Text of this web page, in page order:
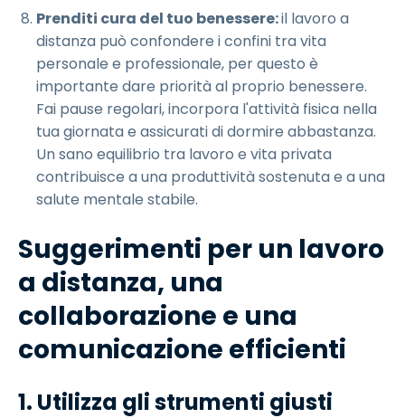
Prenditi cura del tuo benessere:il lavoro a
distanza può confondere i confini tra vita
personale e professionale, per questo è
importante dare priorità al proprio benessere.
Fai pause regolari, incorpora l'attività fisica nella
tua giornata e assicurati di dormire abbastanza.
Un sano equilibrio tra lavoro e vita privata
contribuisce a una produttività sostenuta e a una
salute mentale stabile.
Suggerimenti per un lavoro
a distanza, una
collaborazione e una
comunicazione efficienti
1. Utilizza gli strumenti giusti